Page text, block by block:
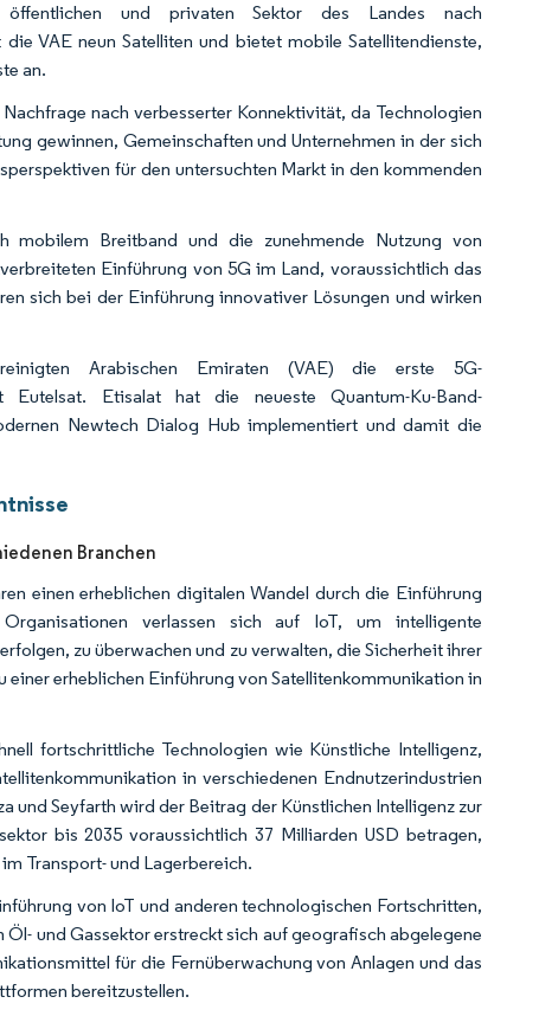
und privaten Sektor des Landes nach
VAE neun Satelliten und bietet mobile Satellitendienste,
an.
nach verbesserter Konnektivität, da Technologien
gewinnen, Gemeinschaften und Unternehmen in der sich
für den untersuchten Markt in den kommenden
mobilem Breitband und die zunehmende Nutzung von
Einführung von 5G im Land, voraussichtlich das
sich bei der Einführung innovativer Lösungen und wirken
Arabischen Emiraten (VAE) die erste 5G-
Eutelsat. Etisalat hat die neueste Quantum-Ku-Band-
Newtech Dialog Hub implementiert und damit die
Branchen
einen erheblichen digitalen Wandel durch die Einführung
verlassen sich auf IoT, um intelligente
zu überwachen und zu verwalten, die Sicherheit ihrer
erheblichen Einführung von Satellitenkommunikation in
fortschrittliche Technologien wie Künstliche Intelligenz,
in verschiedenen Endnutzerindustrien
Seyfarth wird der Beitrag der Künstlichen Intelligenz zur
bis 2035 voraussichtlich 37 Milliarden USD betragen,
Transport- und Lagerbereich.
von IoT und anderen technologischen Fortschritten,
und Gassektor erstreckt sich auf geografisch abgelegene
für die Fernüberwachung von Anlagen und das
bereitzustellen.